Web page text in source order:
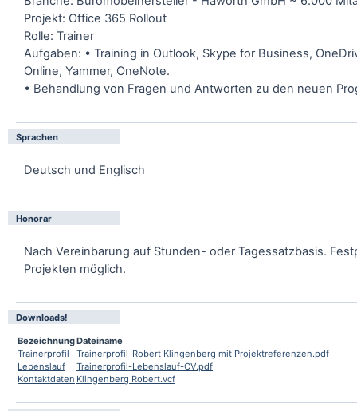
Projekt: Office 365 Rollout
Rolle: Trainer
Aufgaben: • Training in Outlook, Skype for Business,
Online, Yammer, OneNote.
• Behandlung von Fragen und Antworten zu den neuen
Sprachen
Deutsch und Englisch
Honorar
Nach Vereinbarung auf Stunden- oder Tagessatzbasis.
Projekten möglich.
Downloads!
BezeichnungDateiname
Trainerprofil
Trainerprofil-Robert Klingenberg mit Projektreferenzen.pdf
Lebenslauf
Trainerprofil-Lebenslauf-CV.pdf
Kontaktdaten Klingenberg Robert.vcf